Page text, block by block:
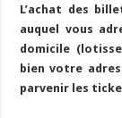
L’achat des
auquel vous
domicile
bien votre
parvenir les